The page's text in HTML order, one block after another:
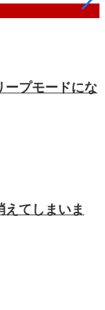
ープモードにな
てしまいま